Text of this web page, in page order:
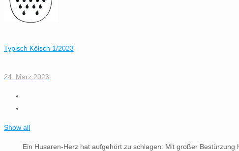
Typisch Kölsch 1/2023
24. März 2023
Show all
Ein Husaren-Herz hat aufgehört zu schlagen: Mit großer